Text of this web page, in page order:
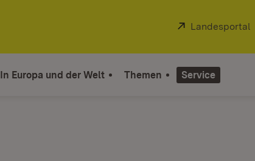
Extern:
Landesportal
In Europa und der Welt Themen Service